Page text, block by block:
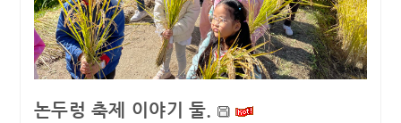
논두렁 축제 이야기 둘.